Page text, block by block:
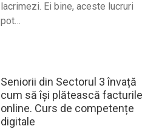
lacrimezi. Ei bine, aceste lucruri
pot…
Seniorii din Sectorul 3 învață
cum să își plătească facturile
online. Curs de competențe
digitale